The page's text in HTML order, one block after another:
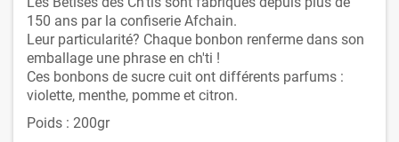
150 ans par la confiserie Afchain.
Leur particularité? Chaque bonbon renferme dans son
emballage une phrase en ch'ti !
Ces bonbons de sucre cuit ont différents parfums :
violette, menthe, pomme et citron.
Poids : 200gr